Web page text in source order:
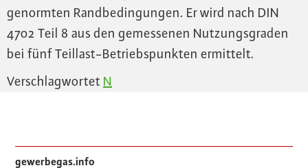
genormten Randbedingungen. Er wird nach DIN
4702 Teil 8 aus den gemessenen Nutzungsgraden
bei fünf Teillast-Betriebspunkten ermittelt.
Verschlagwortet N
gewerbegas.info